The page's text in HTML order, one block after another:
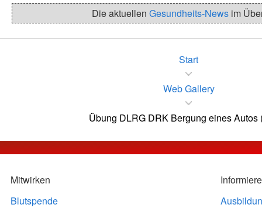
Die aktuellen Gesundheits-News im
Start
Web Gallery
Übung DLRG DRK Bergung eines Autos
Mitwirken
Blutspende